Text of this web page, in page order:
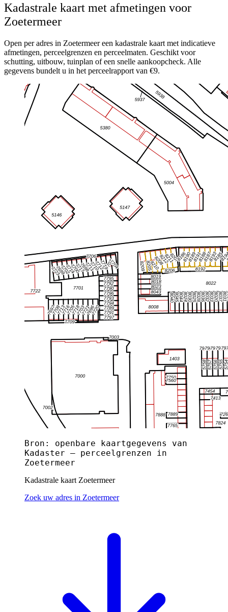
Kadastrale kaart met afmetingen voor
Zoetermeer
Open per adres in Zoetermeer een kadastrale kaart met indicatieve
afmetingen, perceelgrenzen en perceelmaten. Geschikt voor
schutting, uitbouw, tuinplan of een snelle aankoopcheck. Alle
gegevens bundelt u in het perceelrapport van €9.
Bron: openbare kaartgegevens van
Kadaster — perceelgrenzen in
Zoetermeer
Kadastrale kaart Zoetermeer
Zoek uw adres in Zoetermeer